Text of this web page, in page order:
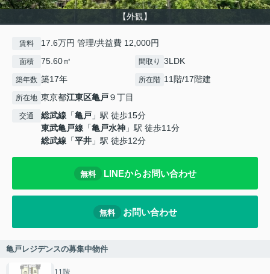
【外観】
賃料 17.6万円 管理/共益費 12,000円
面積 75.60㎡ 間取り 3LDK
築年数 築17年 所在階 11階/17階建
所在地 東京都江東区亀戸９丁目
交通 総武線 「亀戸 」駅 徒歩15分
東武亀戸線 「亀戸水神 」駅 徒歩11分
総武線 「平井 」駅 徒歩12分
無料 LINEからお問い合わせ
無料 お問い合わせ
亀戸レジデンスの募集中物件
11階